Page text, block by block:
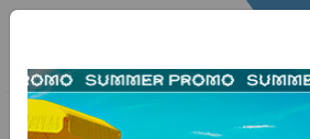
Home L’Esperto L'Esperto Quesiti
Quesiti Risolti